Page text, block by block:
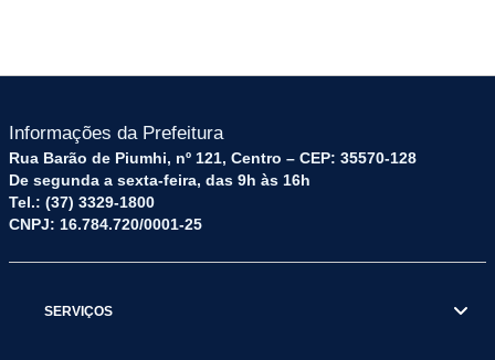
Informações da Prefeitura
Rua Barão de Piumhi, nº 121, Centro – CEP: 35570-128
De segunda a sexta-feira, das 9h às 16h
Tel.: (37) 3329-1800
CNPJ: 16.784.720/0001-25
SERVIÇOS